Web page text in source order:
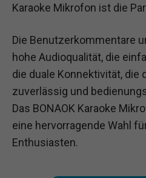
Karaoke Mikrofon ist die
Die Benutzerkommentare
hohe Audioqualität, die
die duale Konnektivität, die
zuverlässig und
Das BONAOK Karaoke
eine hervorragende Wahl
Enthusiasten.